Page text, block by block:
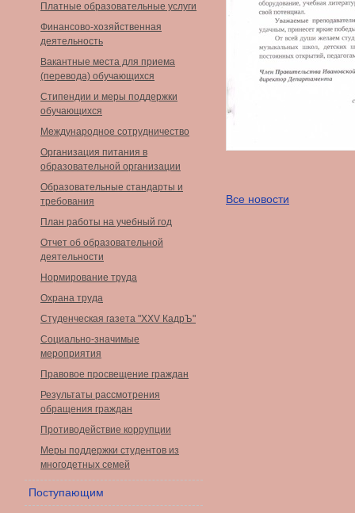
Платные образовательные услуги
Финансово-хозяйственная
деятельность
Вакантные места для приема
(перевода) обучающихся
Стипендии и меры поддержки
обучающихся
Международное сотрудничество
Организация питания в
образовательной организации
Образовательные стандарты и
требования
План работы на учебный год
Отчет об образовательной
деятельности
Нормирование труда
Охрана труда
Студенческая газета "XXV КадрЪ"
Социально-значимые
мероприятия
Правовое просвещение граждан
Результаты рассмотрения
обращения граждан
Противодействие коррупции
Меры поддержки студентов из
многодетных семей
Поступающим
Все новости